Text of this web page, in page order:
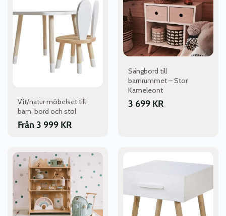
Vit/natur möbelset till
barn, bord och stol
Från 3 999 KR
har
flera
varianter.
De
olika
produktsidan
Sängbord till
barnrummet – Stor
Kameleont
3 699 KR